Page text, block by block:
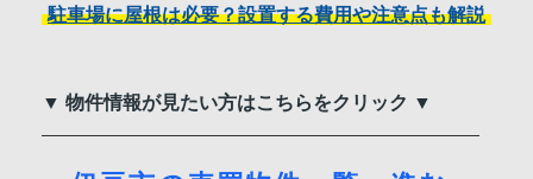
駐車場に屋根は必要？設置する費用や注意点も解説
▼ 物件情報が見たい方はこちらをクリック ▼